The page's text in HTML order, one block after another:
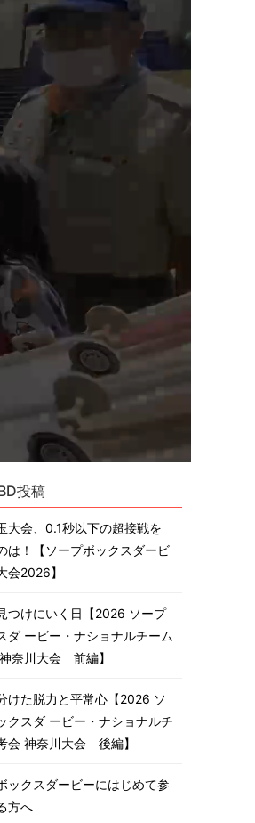
投稿
大会、0.1秒以下の超接戦を
は！【ソープボックスダービ
会2026】
つけにいく日【2026 ソープ
ダ ービー・ナショナルチーム
奈川⼤会 前編】
けた脱力と平常心【2026 ソ
クスダ ービー・ナショナルチ
会 神奈川⼤会 後編】
ックスダービーにはじめて参
方へ